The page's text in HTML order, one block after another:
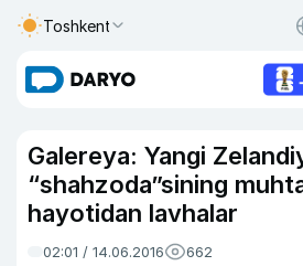
Toshkent
Galereya: Yangi
“shahzoda”sining
hayotidan lavhalar
02:01 / 14.06.2016 662